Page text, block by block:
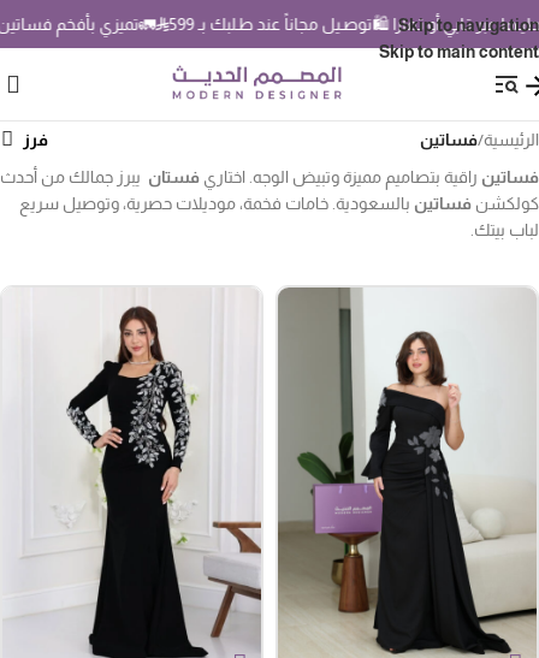
Skip to navigation
Skip to main content
تميزي بأفخم فساتين سهرة 2026 💃 توصـيل مجاناً عند طـلبك بـ 599 🚛 أو تـمارا 🛍️
الرئيسية/فساتين
فساتين راقية بتصاميم مميزة وتبيض الوجه. اختاري فستان يبرز جمالك من أحدث
كولكشن فساتين بالسعودية. خامات فخمة، موديلات حصرية، وتوصيل سريع
لباب بيتك.